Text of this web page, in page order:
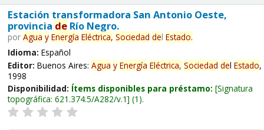
Estación transformadora San Antonio Oeste,
provincia deRío Negro.
por Agua y Energía Eléctrica, Sociedad del Estado.
Idioma: Español
Editor: Buenos Aires: Agua y Energía Eléctrica, Sociedad del Estado,
1998
Disponibilidad: Ítems disponibles para préstamo: Signatura
topográfica: 621.374.5/A282/v.1 (1).